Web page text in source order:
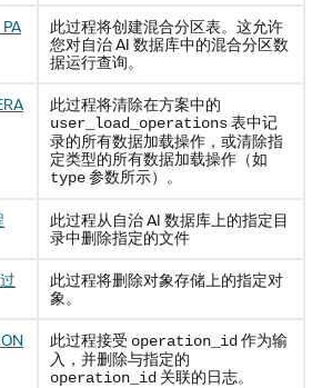
此过程将创建混合分区表。这允许
您对自治 AI 数据库中的混合分区数
据运行查询。
此过程将清除在方案中的
user_load_operations表中记
录的所有数据加载操作，或清除指
定类型的所有数据加载操作（如
type参数所示）。
此过程从自治 AI 数据库上的指定目
录中删除指定的文件
此过程将删除对象存储上的指定对
象。
此过程接受 operation_id 作为输
入，并删除与指定的
operation_id 关联的日志。